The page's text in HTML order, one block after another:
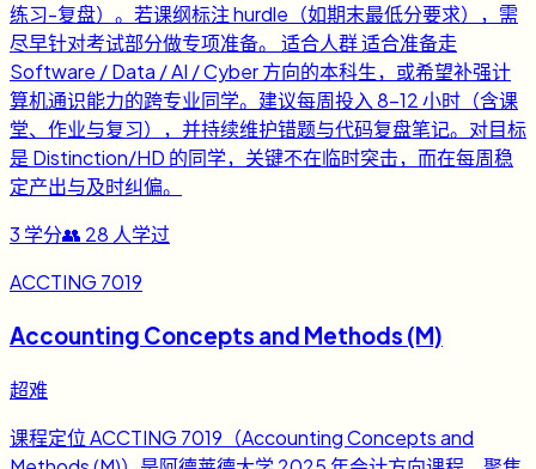
练习-复盘）。若课纲标注 hurdle（如期末最低分要求），需
尽早针对考试部分做专项准备。 适合人群 适合准备走
Software / Data / AI / Cyber 方向的本科生，或希望补强计
算机通识能力的跨专业同学。建议每周投入 8-12 小时（含课
堂、作业与复习），并持续维护错题与代码复盘笔记。对目标
是 Distinction/HD 的同学，关键不在临时突击，而在每周稳
定产出与及时纠偏。
3 学分👥 28 人学过
ACCTING 7019
Accounting Concepts and Methods (M)
超难
课程定位 ACCTING 7019（Accounting Concepts and